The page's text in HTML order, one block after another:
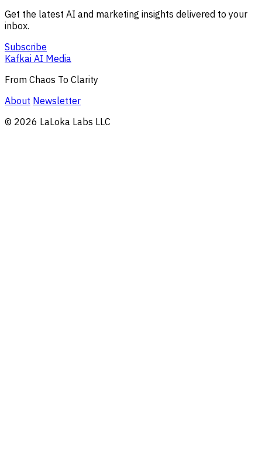
Get the latest AI and marketing insights delivered to your
inbox.
Subscribe
Kafkai AI Media
From Chaos To Clarity
About Newsletter
© 2026 LaLoka Labs LLC